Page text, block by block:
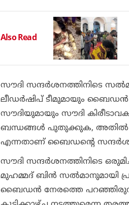
Also Read
സൗദി സന്ദര്‍ശനത്തിനിടെ
ലീഡര്‍ഷിപ് ടീമുമായും ബൈഡന്‍
സൗദിയുമായും സൗദി
ബന്ധങ്ങള്‍ പുതുക്കുക, അതില്‍
എന്നതാണ് ബൈഡന്റെ
സൗദി സന്ദര്‍ശനത്തിനിടെ
മുഹമ്മദ് ബിന്‍ സല്‍മാനുമായി
ബൈഡന്‍ നേരത്തെ